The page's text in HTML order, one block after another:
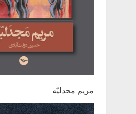
مریم مجدلیّه